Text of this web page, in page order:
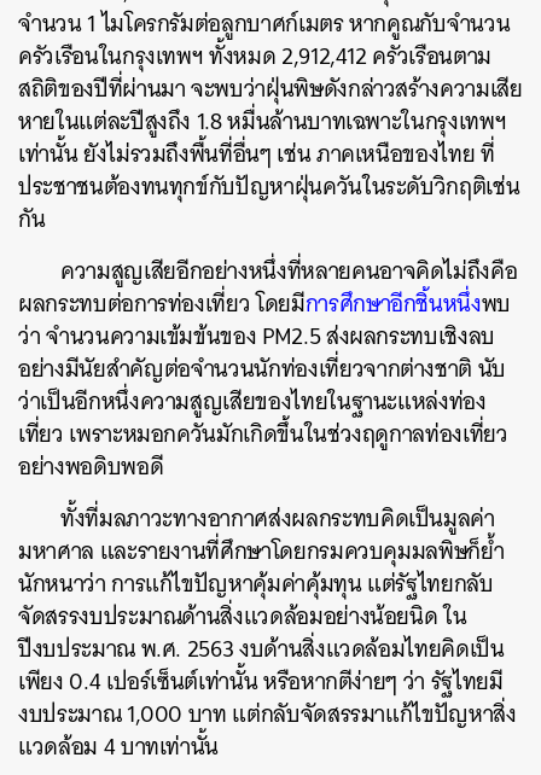
จำนวน 1 ไมโครกรัมต่อลูกบาศก์เมตร หากคูณกับจำนวน
ครัวเรือนในกรุงเทพฯ ทั้งหมด 2,912,412 ครัวเรือนตาม
สถิติของปีที่ผ่านมา จะพบว่าฝุ่นพิษดังกล่าวสร้างความเสีย
หายในแต่ละปีสูงถึง 1.8 หมื่นล้านบาทเฉพาะในกรุงเทพฯ
เท่านั้น ยังไม่รวมถึงพื้นที่อื่นๆ เช่น ภาคเหนือของไทย ที่
ประชาชนต้องทนทุกข์กับปัญหาฝุ่นควันในระดับวิกฤติเช่น
กัน
ความสูญเสียอีกอย่างหนึ่งที่หลายคนอาจคิดไม่ถึงคือ
ผลกระทบต่อการท่องเที่ยว โดยมีการศึกษาอีกชิ้นหนึ่งพบ
ว่า จำนวนความเข้มข้นของ PM2.5 ส่งผลกระทบเชิงลบ
อย่างมีนัยสำคัญต่อจำนวนนักท่องเที่ยวจากต่างชาติ นับ
ว่าเป็นอีกหนึ่งความสูญเสียของไทยในฐานะแหล่งท่อง
เที่ยว เพราะหมอกควันมักเกิดขึ้นในช่วงฤดูกาลท่องเที่ยว
อย่างพอดิบพอดี
ทั้งที่มลภาวะทางอากาศส่งผลกระทบคิดเป็นมูลค่า
มหาศาล และรายงานที่ศึกษาโดยกรมควบคุมมลพิษก็ย้ำ
นักหนาว่า การแก้ไขปัญหาคุ้มค่าคุ้มทุน แต่รัฐไทยกลับ
จัดสรรงบประมาณด้านสิ่งแวดล้อมอย่างน้อยนิด ใน
ปีงบประมาณ พ.ศ. 2563 งบด้านสิ่งแวดล้อมไทยคิดเป็น
เพียง 0.4 เปอร์เซ็นต์เท่านั้น หรือหากตีง่ายๆ ว่า รัฐไทยมี
งบประมาณ 1,000 บาท แต่กลับจัดสรรมาแก้ไขปัญหาสิ่ง
แวดล้อม 4 บาทเท่านั้น